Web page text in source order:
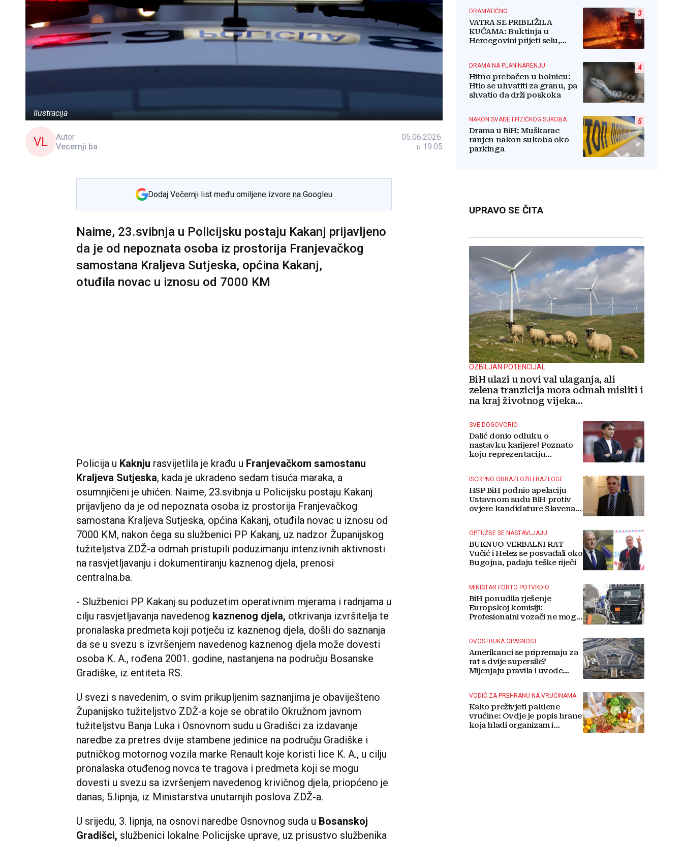
Ilustracija
VL
Autor
Vecernji.ba
05.06.2026.
u 19:05
Dodaj Večernji list među omiljene izvore na Googleu
Naime, 23.svibnja u Policijsku postaju Kakanj prijavljeno
da je od nepoznata osoba iz prostorija Franjevačkog
samostana Kraljeva Sutjeska, općina Kakanj,
otuđila novac u iznosu od 7000 KM
Policija u Kaknju rasvijetlila je krađu u Franjevačkom samostanu
Kraljeva Sutjeska, kada je ukradeno sedam tisuća maraka, a
osumnjičeni je uhićen. Naime, 23.svibnja u Policijsku postaju Kakanj
prijavljeno da je od nepoznata osoba iz prostorija Franjevačkog
samostana Kraljeva Sutjeska, općina Kakanj, otuđila novac u iznosu od
7000 KM, nakon čega su službenici PP Kakanj, uz nadzor Županijskog
tužiteljstva ZDŽ-a odmah pristupili poduzimanju intenzivnih aktivnosti
na rasvjetljavanju i dokumentiranju kaznenog djela, prenosi
centralna.ba.
- Službenici PP Kakanj su poduzetim operativnim mjerama i radnjama u
cilju rasvjetljavanja navedenog kaznenog djela, otkrivanja izvršitelja te
pronalaska predmeta koji potječu iz kaznenog djela, došli do saznanja
da se u svezu s izvršenjem navedenog kaznenog djela može dovesti
osoba K. A., rođena 2001. godine, nastanjena na području Bosanske
Gradiške, iz entiteta RS.
U svezi s navedenim, o svim prikupljenim saznanjima je obaviješteno
Županijsko tužiteljstvo ZDŽ-a koje se obratilo Okružnom javnom
tužiteljstvu Banja Luka i Osnovnom sudu u Gradišci za izdavanje
naredbe za pretres dvije stambene jedinice na području Gradiške i
putničkog motornog vozila marke Renault koje koristi lice K. A., u cilju
pronalaska otuđenog novca te tragova i predmeta koji se mogu
dovesti u svezu sa izvršenjem navedenog krivičnog djela, priopćeno je
danas, 5.lipnja, iz Ministarstva unutarnjih poslova ZDŽ-a.
U srijedu, 3. lipnja, na osnovi naredbe Osnovnog suda u Bosanskoj
Gradišci, službenici lokalne Policijske uprave, uz prisustvo službenika
3
DRAMATIČNO
VATRA SE PRIBLIŽILA
KUĆAMA: Buktinja u
Hercegovini prijeti selu,
4
DRAMA NA PLANINARENJU
Hitno prebačen u bolnicu:
Htio se uhvatiti za granu, pa
shvatio da drži poskoka
5
NAKON SVAĐE I FIZIČKOG SUKOBA
Drama u BiH: Muškarac
ranjen nakon sukoba oko
parkinga
UPRAVO SE ČITA
OZBILJAN POTENCIJAL
BiH ulazi u novi val ulaganja, ali
zelena tranzicija mora odmah misliti i
na kraj životnog vijeka
SVE DOGOVORIO
Dalić donio odluku o
nastavku karijere! Poznato
koju reprezentaciju
ISCRPNO OBRAZLOŽILI RAZLOGE
HSP BiH podnio apelaciju
Ustavnom sudu BiH protiv
ovjere kandidature Slavena
OPTUŽBE SE NASTAVLJAJU
BUKNUO VERBALNI RAT
Vučić i Helez se posvađali oko
Bugojna, padaju teške riječi
MINISTAR FORTO POTVRDIO
BiH ponudila rješenje
Europskoj komisiji:
Profesionalni vozači ne mogu
DVOSTRUKA OPASNOST
Amerikanci se pripremaju za
rat s dvije supersile?
Mijenjaju pravila i uvode
VODIČ ZA PREHRANU NA VRUĆINAMA
Kako preživjeti paklene
vrućine: Ovdje je popis hrane
koja hladi organizam i